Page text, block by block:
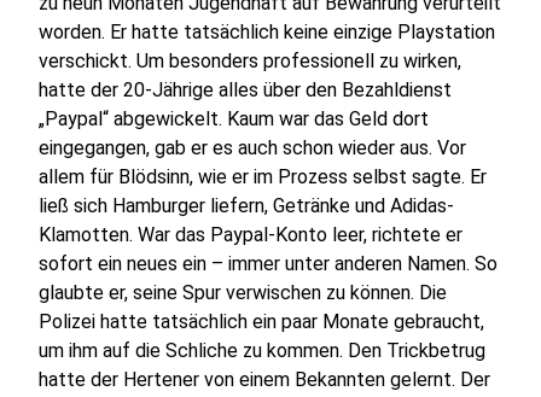
worden. Er hatte tatsächlich keine einzige Playstation
verschickt. Um besonders professionell zu wirken,
hatte der 20-Jährige alles über den Bezahldienst
„Paypal“ abgewickelt. Kaum war das Geld dort
eingegangen, gab er es auch schon wieder aus. Vor
allem für Blödsinn, wie er im Prozess selbst sagte. Er
ließ sich Hamburger liefern, Getränke und Adidas-
Klamotten. War das Paypal-Konto leer, richtete er
sofort ein neues ein – immer unter anderen Namen. So
glaubte er, seine Spur verwischen zu können. Die
Polizei hatte tatsächlich ein paar Monate gebraucht,
um ihm auf die Schliche zu kommen. Den Trickbetrug
hatte der Hertener von einem Bekannten gelernt. Der